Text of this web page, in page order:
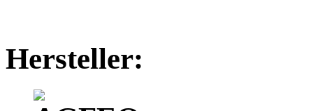
Hersteller: